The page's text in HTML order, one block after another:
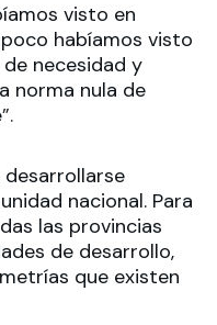
visto en
habíamos visto
necesidad y
norma nula de
”.
desarrollarse
nacional. Para
las provincias
de desarrollo,
que existen